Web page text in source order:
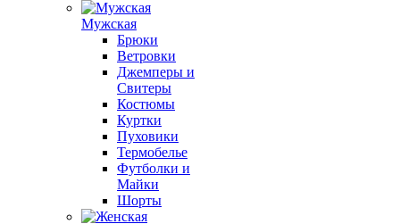
Мужская
Брюки
Ветровки
Джемперы и
Свитеры
Костюмы
Куртки
Пуховики
Термобелье
Футболки и
Майки
Шорты